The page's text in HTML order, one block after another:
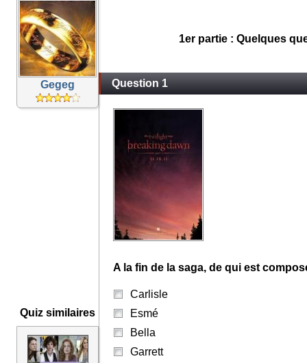
Gegeg
Quiz similaires
1er partie : Quelques
Question 1
A la fin de la saga, de qui est
Carlisle
Esmé
Bella
Garrett